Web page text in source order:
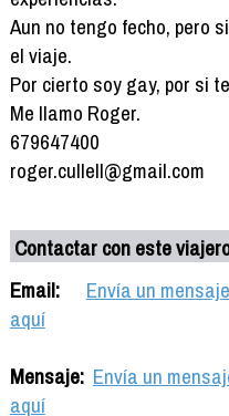
Aun no tengo fecho, pero
el viaje.
Por cierto soy gay, por si
Me llamo Roger.
679647400
roger.cullell@gmail.com
Contactar con este
Email:
Envía un
aquí
Mensaje: Envía un
aquí